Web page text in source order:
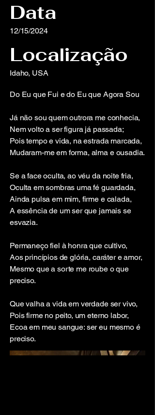
Data
12/15/2024
Localização
Idaho, USA
Do Eu que Fui e do Eu que Agora Sou
Já não sou quem outrora me conhecia,
Nem volto a ser figura já passada;
Pois tempo e vida, na estrada marcada,
Mudaram-me em forma, alma e ousadia.
Se a face oculta, ao véu da noite fria,
Oculta em sombras uma fé guardada,
Ainda pulsa em mim, firme e calada,
A essência de um ser que jamais se
esvazia.
Permaneço fiel à honra que cultivo,
Aos princípios de glória, caráter e amor,
Mesmo que a sorte me roube o que
preciso.
Que valha a vida em verdade ser vivo,
Pois firme no peito, um eterno labor,
Ecoa em meu sangue: ser eu mesmo é
preciso.